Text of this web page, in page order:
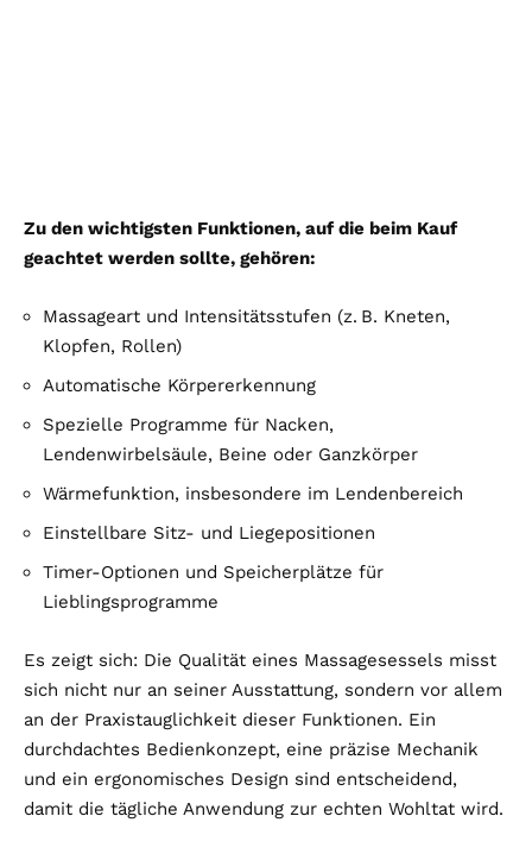
Zu den wichtigsten Funktionen, auf die beim Kauf
geachtet werden sollte, gehören:
Massageart und Intensitätsstufen (z. B. Kneten,
Klopfen, Rollen)
Automatische Körpererkennung
Spezielle Programme für Nacken,
Lendenwirbelsäule, Beine oder Ganzkörper
Wärmefunktion, insbesondere im Lendenbereich
Einstellbare Sitz- und Liegepositionen
Timer-Optionen und Speicherplätze für
Lieblingsprogramme
Es zeigt sich: Die Qualität eines Massagesessels misst
sich nicht nur an seiner Ausstattung, sondern vor allem
an der Praxistauglichkeit dieser Funktionen. Ein
durchdachtes Bedienkonzept, eine präzise Mechanik
und ein ergonomisches Design sind entscheidend,
damit die tägliche Anwendung zur echten Wohltat wird.